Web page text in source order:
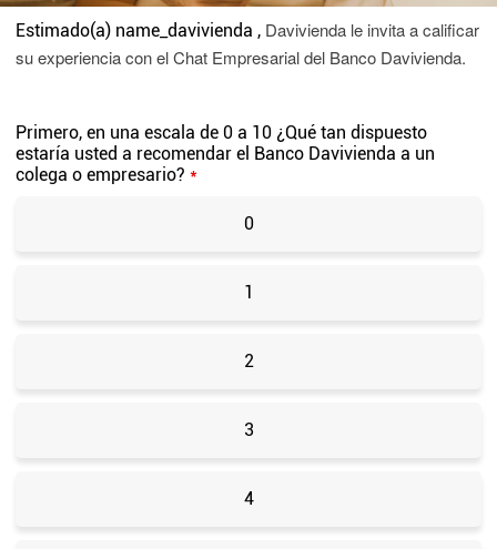
Estimado(a) name_davivienda , Davivienda le invita a calificar
su experiencia con el Chat Empresarial del Banco Davivienda.
Primero, en una escala de 0 a 10 ¿Qué tan dispuesto
estaría usted a recomendar el Banco Davivienda a un
colega o empresario? *
0
1
2
3
4